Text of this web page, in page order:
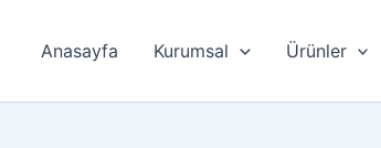
Anasayfa Kurumsal Ürünler